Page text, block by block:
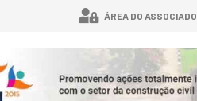
ÁREA DO ASSOCIADO